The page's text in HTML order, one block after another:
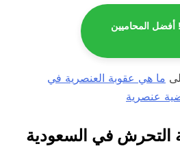
أفضل المحاميين
ما هي عقوبة العنصرية في
عنصرية
التحرش في السعودية